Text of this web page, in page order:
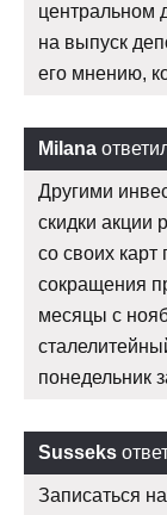
центральном
на выпуск
его мнению,
Milana
Другими
скидки акции
со своих карт
сокращения
месяцы с
понедельник
Susseks
Записаться